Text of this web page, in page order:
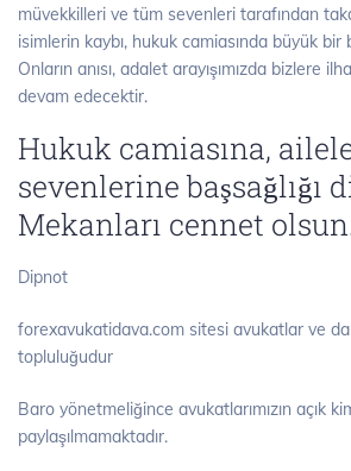
müvekkilleri ve tüm sevenleri tarafından
isimlerin kaybı, hukuk camiasında büyük bir
Onların anısı, adalet arayışımızda bizlere
devam edecektir.
Hukuk camiasına,
sevenlerine başsağlığı
Mekanları cennet
Dipnot
forexavukatidava.com sitesi avukatlar ve
topluluğudur
Baro yönetmeliğince avukatlarımızın açık
paylaşılmamaktadır.